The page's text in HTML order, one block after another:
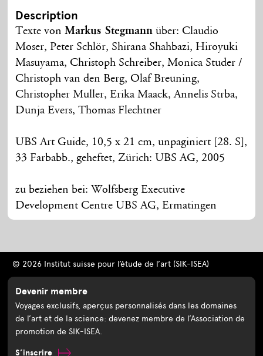
Description
Texte vonMarkus Stegmann über: Claudio
Moser, Peter Schlör, Shirana Shahbazi, Hiroyuki
Masuyama, Christoph Schreiber, Monica Studer /
Christoph van den Berg, Olaf Breuning,
Christopher Muller, Erika Maack, Annelis Strba,
Dunja Evers, Thomas Flechtner
UBS Art Guide, 10,5 x 21 cm, unpaginiert [28. S],
33 Farbabb., geheftet, Zürich: UBS AG, 2005
zu beziehen bei: Wolfsberg Executive
Development Centre UBS AG, Ermatingen
© 2026 Institut suisse pour l’étude de l’art (SIK-ISEA)
Devenir membre
Voyages exclusifs, aperçus personnalisés dans les domaines
de l’art et de la science: devenez membre de l’Association de
promotion de SIK-ISEA.
S’inscrire